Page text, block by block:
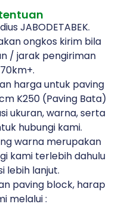
JABODETABEK.
ongkos kirim bila
/ jarak pengiriman
harga untuk paving
K250 (Paving Bata)
ukuran, warna, serta
hubungi kami.
warna merupakan
kami terlebih dahulu
lebih lanjut.
paving block, harap
melalui :